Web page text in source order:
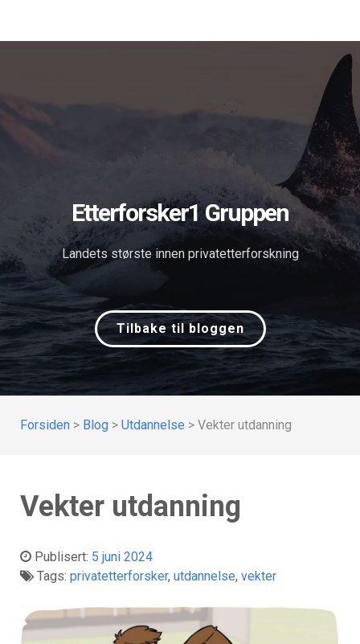
Etterforsker1 Gruppen
Landets største innen privatetterforskning
Tilbake til bloggen
Forsiden > Blog > Utdannelse > Vekter utdanning
Vekter utdanning
Publisert: 5 juni 2024
Tags: privatetterforsker, utdannelse, vekter